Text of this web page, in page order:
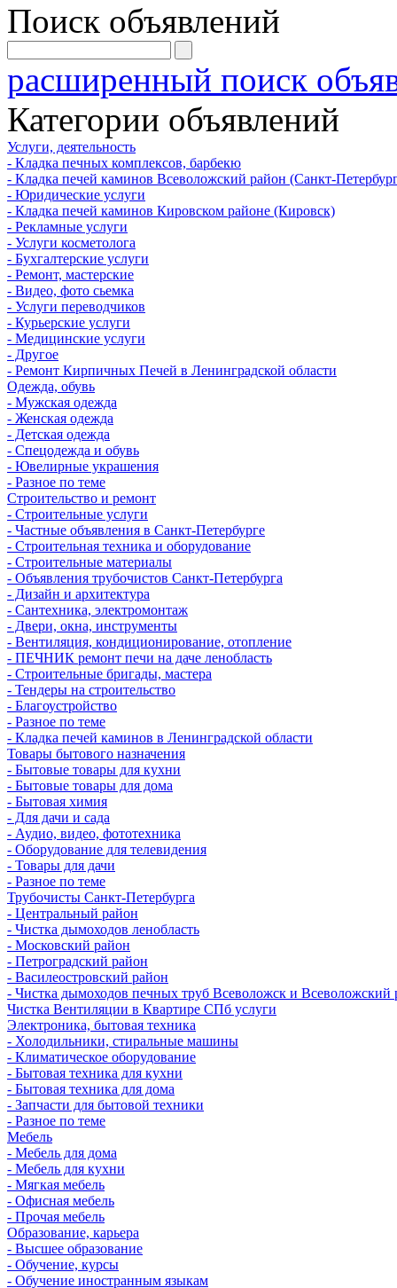
Поиск объявлений
расширенный поиск
Категории объявлений
Услуги, деятельность
- Кладка печных комплексов, барбекю
- Кладка печей каминов Всеволожский район (Санкт-
- Юридические услуги
- Кладка печей каминов Кировском районе (Кировск)
- Рекламные услуги
- Услуги косметолога
- Бухгалтерские услуги
- Ремонт, мастерские
- Видео, фото сьемка
- Услуги переводчиков
- Курьерские услуги
- Медицинские услуги
- Другое
- Ремонт Кирпичных Печей в Ленинградской области
Одежда, обувь
- Мужская одежда
- Женская одежда
- Детская одежда
- Спецодежда и обувь
- Ювелирные украшения
- Разное по теме
Строительство и ремонт
- Строительные услуги
- Частные объявления в Санкт-Петербурге
- Строительная техника и оборудование
- Строительные материалы
- Объявления трубочистов Санкт-Петербурга
- Дизайн и архитектура
- Сантехника, электромонтаж
- Двери, окна, инструменты
- Вентиляция, кондиционирование, отопление
- ПЕЧНИК ремонт печи на даче ленобласть
- Строительные бригады, мастера
- Тендеры на строительство
- Благоустройство
- Разное по теме
- Кладка печей каминов в Ленинградской области
Товары бытового назначения
- Бытовые товары для кухни
- Бытовые товары для дома
- Бытовая химия
- Для дачи и сада
- Аудио, видео, фототехника
- Оборудование для телевидения
- Товары для дачи
- Разное по теме
Трубочисты Санкт-Петербурга
- Центральный район
- Чистка дымоходов ленобласть
- Московский район
- Петроградский район
- Василеостровский район
- Чистка дымоходов печных труб Всеволожск и Всеволожский
Чистка Вентиляции в Квартире СПб услуги
Электроника, бытовая техника
- Холодильники, стиральные машины
- Климатическое оборудование
- Бытовая техника для кухни
- Бытовая техника для дома
- Запчасти для бытовой техники
- Разное по теме
Мебель
- Мебель для дома
- Мебель для кухни
- Мягкая мебель
- Офисная мебель
- Прочая мебель
Образование, карьера
- Высшее образование
- Обучение, курсы
- Обучение иностранным языкам